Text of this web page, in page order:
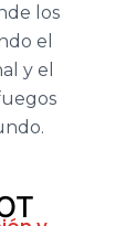
los
el
y el